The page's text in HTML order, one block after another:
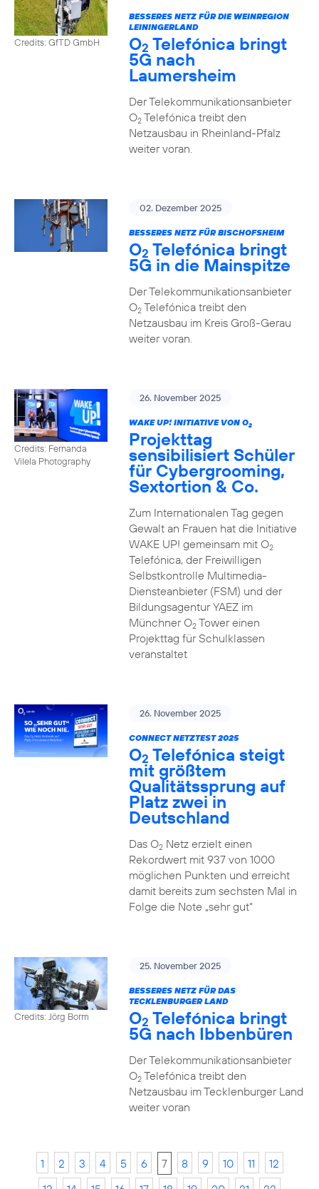
Credits: GfTD GmbH
BESSERES NETZ FÜR DIE WEINREGION
LEININGERLAND
O2 Telefónica bringt
5G nach
Laumersheim
Der Telekommunikationsanbieter
O2Telefónica treibt den
Netzausbau in Rheinland-Pfalz
weiter voran.
02. Dezember 2025
BESSERES NETZ FÜR BISCHOFSHEIM
O2 Telefónica bringt
5G in die Mainspitze
Der Telekommunikationsanbieter
O2Telefónica treibt den
Netzausbau im Kreis Groß-Gerau
weiter voran.
Credits: Fernanda
Vilela Photography
26. November 2025
WAKE UP! INITIATIVE VON O2
Projekttag
sensibilisiert Schüler
für Cybergrooming,
Sextortion & Co.
Zum Internationalen Tag gegen
Gewalt an Frauen hat die Initiative
WAKE UP! gemeinsam mit O2
Telefónica, der Freiwilligen
Selbstkontrolle Multimedia-
Diensteanbieter (FSM) und der
Bildungsagentur YAEZ im
Münchner O2Tower einen
Projekttag für Schulklassen
veranstaltet
26. November 2025
CONNECT NETZTEST 2025
O2 Telefónica steigt
mit größtem
Qualitätssprung auf
Platz zwei in
Deutschland
Das O2Netz erzielt einen
Rekordwert mit 937 von 1000
möglichen Punkten und erreicht
damit bereits zum sechsten Mal in
Folge die Note „sehr gut“
Credits: Jörg Borm
25. November 2025
BESSERES NETZ FÜR DAS
TECKLENBURGER LAND
O2 Telefónica bringt
5G nach Ibbenbüren
Der Telekommunikationsanbieter
O2Telefónica treibt den
Netzausbau im Tecklenburger Land
weiter voran
1 2 3 4 5 6 7 8 9 10 11
12